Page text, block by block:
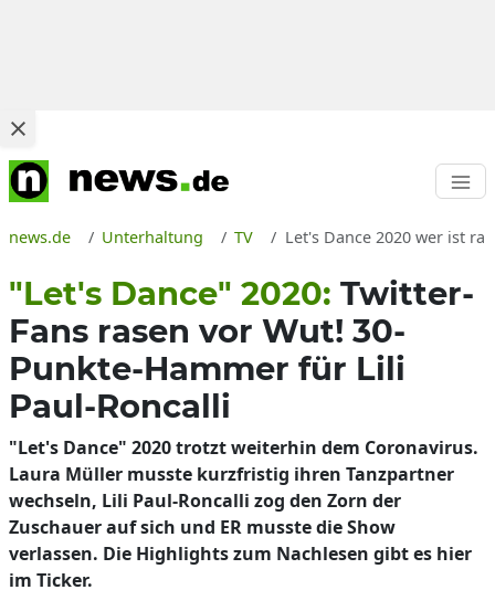
news.de Unterhaltung TV Let's Dance 2020 wer ist
"Let's Dance" 2020: Twitter-
Fans rasen vor Wut! 30-
Punkte-Hammer für Lili
Paul-Roncalli
"Let's Dance" 2020 trotzt weiterhin dem Coronavirus.
Laura Müller musste kurzfristig ihren Tanzpartner
wechseln, Lili Paul-Roncalli zog den Zorn der
Zuschauer auf sich und ER musste die Show
verlassen. Die Highlights zum Nachlesen gibt es hier
im Ticker.